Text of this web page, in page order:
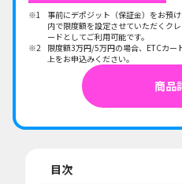
事前にデポジット（保証金）をお預
内で限度額を設定させていただくク
ードとしてご利用可能です。
限度額3万円/5万円の場合、ETCカ
上をお申込みください。
商品
目次